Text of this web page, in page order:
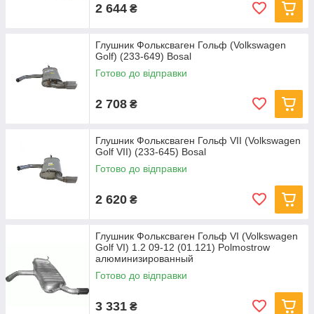
2 644 ₴
Глушник Фольксваген Гольф (Volkswagen
Golf) (233-649) Bosal
Готово до відправки
2 708 ₴
Глушник Фольксваген Гольф VII (Volkswagen
Golf VII) (233-645) Bosal
Готово до відправки
2 620 ₴
Глушник Фольксваген Гольф VI (Volkswagen
Golf VI) 1.2 09-12 (01.121) Polmostrow
алюминизированный
Готово до відправки
3 331 ₴